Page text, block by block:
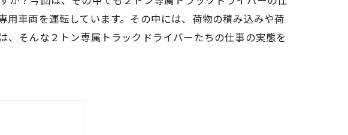
車両を運転しています。その中には、荷物の積み込みや荷
そんな２トン専属トラックドライバーたちの仕事の実態を